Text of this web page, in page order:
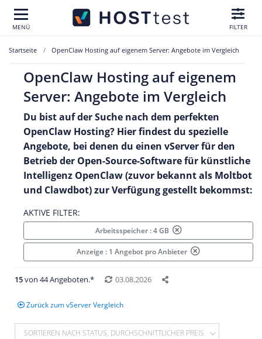
MENÜ FILTER
Startseite OpenClaw Hosting auf eigenem Server: Angebote im Vergleich
OpenClaw Hosting auf eigenem
Server: Angebote im Vergleich
Du bist auf der Suche nach dem perfekten
OpenClaw Hosting? Hier findest du spezielle
Angebote, bei denen du einen vServer für den
Betrieb der Open-Source-Software für künstliche
Intelligenz OpenClaw (zuvor bekannt als Moltbot
und Clawdbot) zur Verfügung gestellt bekommst:
AKTIVE FILTER:
Arbeitsspeicher : 4 GB
Anzeige : 1 Angebot pro Anbieter
15von 44 Angeboten.* 03.08.2026
Zurück zum vServer Vergleich
SORTIEREN NACH STATUS, DURCHSCHNITTLICHER PREIS